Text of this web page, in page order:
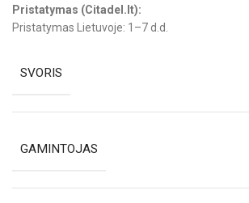
Pristatymas (Citadel.lt):
Pristatymas Lietuvoje: 1–7 d.d.
SVORIS
GAMINTOJAS